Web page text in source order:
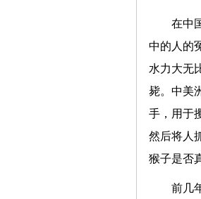
在中
中的人的
水力大无
毙。中美
手，用于
然后将人
猴子是否
前几